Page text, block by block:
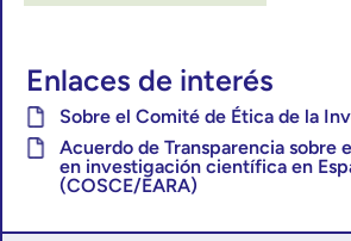
Enlaces de interés
Sobre el Comité de Ética de la
Acuerdo de Transparencia sobre
en investigación científica en
(COSCE/EARA)